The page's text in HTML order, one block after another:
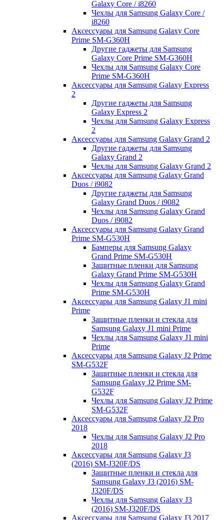
Galaxy Core / i8260
Чехлы для Samsung Galaxy Core /
i8260
Аксессуары для Samsung Galaxy Core
Prime SM-G360H
Другие гаджеты для Samsung
Galaxy Core Prime SM-G360H
Чехлы для Samsung Galaxy Core
Prime SM-G360H
Аксессуары для Samsung Galaxy Express
2
Другие гаджеты для Samsung
Galaxy Express 2
Чехлы для Samsung Galaxy Express
2
Аксессуары для Samsung Galaxy Grand 2
Другие гаджеты для Samsung
Galaxy Grand 2
Чехлы для Samsung Galaxy Grand 2
Аксессуары для Samsung Galaxy Grand
Duos / i9082
Другие гаджеты для Samsung
Galaxy Grand Duos / i9082
Чехлы для Samsung Galaxy Grand
Duos / i9082
Аксессуары для Samsung Galaxy Grand
Prime SM-G530H
Бамперы для Samsung Galaxy
Grand Prime SM-G530H
Защитные пленки для Samsung
Galaxy Grand Prime SM-G530H
Чехлы для Samsung Galaxy Grand
Prime SM-G530H
Аксессуары для Samsung Galaxy J1 mini
Prime
Защитные пленки и стекла для
Samsung Galaxy J1 mini Prime
Чехлы для Samsung Galaxy J1 mini
Prime
Аксессуары для Samsung Galaxy J2 Prime
SM-G532F
Защитные пленки и стекла для
Samsung Galaxy J2 Prime SM-
G532F
Чехлы для Samsung Galaxy J2 Prime
SM-G532F
Аксессуары для Samsung Galaxy J2 Pro
2018
Чехлы для Samsung Galaxy J2 Pro
2018
Аксессуары для Samsung Galaxy J3
(2016) SM-J320F/DS
Защитные пленки и стекла для
Samsung Galaxy J3 (2016) SM-
J320F/DS
Чехлы для Samsung Galaxy J3
(2016) SM-J320F/DS
Аксессуары для Samsung Galaxy J3 2017